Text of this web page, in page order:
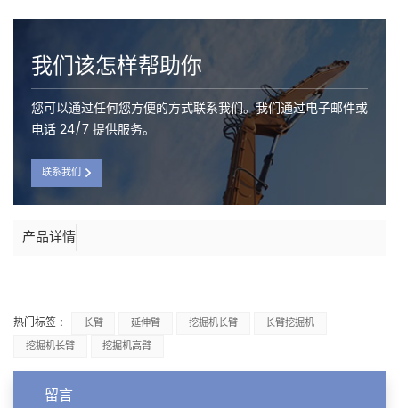
我们该怎样帮助你
您可以通过任何您方便的方式联系我们。我们通过电子邮件或
电话 24/7 提供服务。
联系我们
产品详情
热门标签 : 长臂 延伸臂 挖掘机长臂
长臂挖掘机
挖掘机长臂
挖掘机高臂
留言